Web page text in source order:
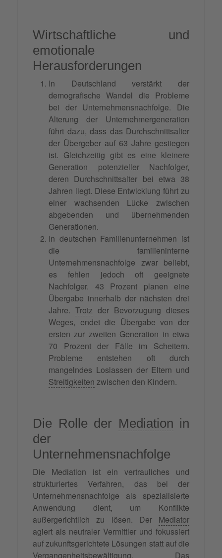
Wirtschaftliche und
emotionale
Herausforderungen
In Deutschland verstärkt der
demografische Wandel die Probleme
bei der Unternehmensnachfolge. Die
Alterung der Unternehmergeneration
führt dazu, dass das Durchschnittsalter
der Übergeber auf 63 Jahre gestiegen
ist. Gleichzeitig gibt es eine kleinere
Generation potenzieller Nachfolger,
deren Durchschnittsalter bei etwa 38
Jahren liegt. Diese Entwicklung führt zu
einer wachsenden Lücke zwischen
abgebenden und übernehmenden
Generationen.
In deutschen Familienunternehmen ist
die familieninterne
Unternehmensnachfolge zwar beliebt,
es fehlen jedoch oft geeignete
Nachfolger. 43 Prozent planen eine
Übergabe innerhalb der nächsten drei
Jahre. Trotz der Bevorzugung dieses
Weges, endet die Übergabe von der
ersten zur zweiten Generation in etwa
70 Prozent der Fälle im Scheitern.
Probleme entstehen oft durch
mangelndes Loslassen der Eltern und
Streitigkeiten zwischen den Kindern.
Die Rolle der Mediation in
der
Unternehmensnachfolge
Die Mediation ist ein vertrauliches und
strukturiertes Verfahren, das bei der
Unternehmensnachfolge als spezialisierte
Anwendung dient, um Konflikte
außergerichtlich zu lösen. Der Mediator
agiert als neutraler Vermittler und fokussiert
auf zukunftsgerichtete Lösungen statt auf die
Vergangenheitsbewältigung. Das